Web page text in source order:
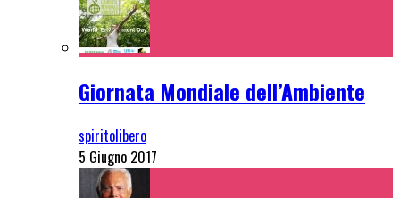
Giornata Mondiale dell’Ambiente
spiritolibero
5 Giugno 2017